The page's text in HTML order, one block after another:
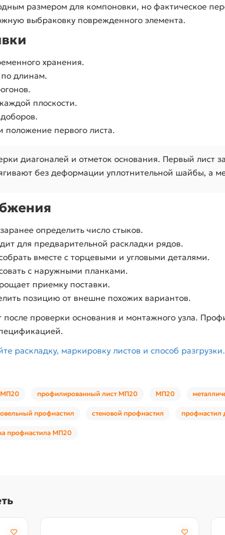
размером для компоновки, но фактическое
выбраковку поврежденного элемента.
хранения.
по длинам.
плоскости.
положение первого листа.
диагоналей и отметок основания. Первый лист
без деформации уплотнительной шайбы, а
определить число стыков.
для предварительной раскладки рядов.
вместе с торцевыми и угловыми деталями.
с наружными планками.
приемку поставки.
позицию от внешне похожих вариантов.
проверки основания и монтажного узла.
раскладку, маркировку листов и способ разгрузки.
МП20 профилированный лист МП20 МП20
профнастил стеновой профнастил профнастил
профнастила МП20